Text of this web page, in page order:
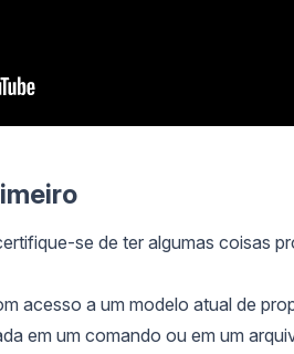
se de ter algumas coisas
acesso a um modelo atual de
em um comando ou em um